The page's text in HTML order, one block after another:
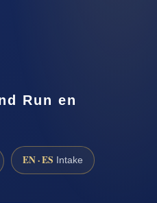
Run en
EN · ES Intake